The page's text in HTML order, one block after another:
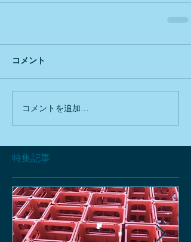
特集記事
コメント
コメントを追加…